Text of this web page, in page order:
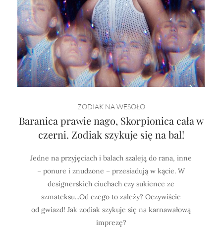
ZODIAK NA WESOŁO
Baranica prawie nago, Skorpionica cała w
czerni. Zodiak szykuje się na bal!
Jed­ne na przy­jęciach i ba­lach sza­le­ją do ra­na, in­ne
– po­nu­re i znu­dzo­ne – prze­sia­du­ją w kącie. W
designerskich ciuchach czy sukience ze
szmateksu...Od cze­go to za­leży? Oczy­wiście
od gwiazd! Jak zodiak szykuje się na karnawałową
imprezę?